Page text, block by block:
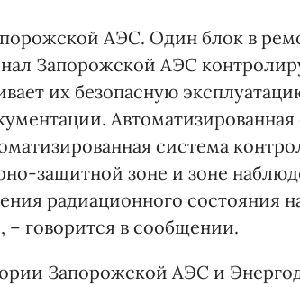
АЭС. Один блок в
Запорожской АЭС
их безопасную
система
защитной зоне и зоне
радиационного состояния
говорится в сообщении.
Запорожской АЭС и